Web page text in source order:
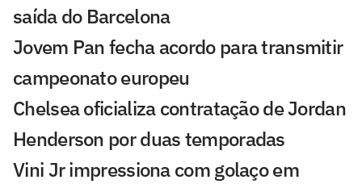
saída do Barcelona
Jovem Pan fecha acordo para transmitir
campeonato europeu
Chelsea oficializa contratação de Jordan
Henderson por duas temporadas
Vini Jr impressiona com golaço em